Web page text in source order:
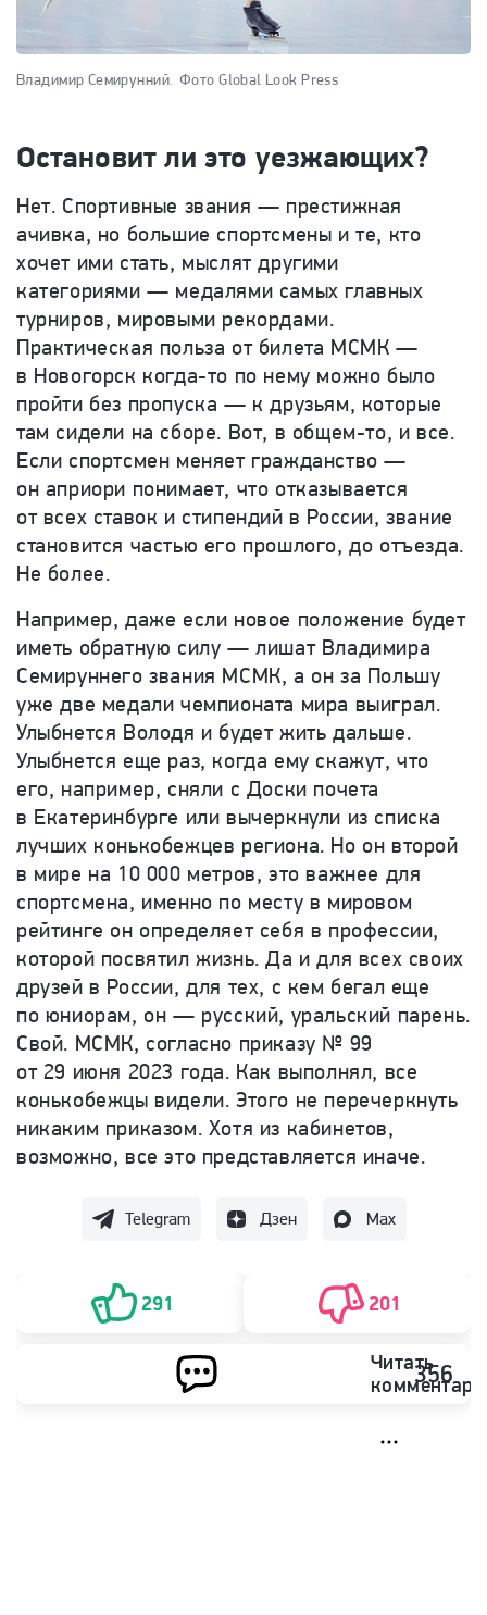
Владимир Семирунний. Фото Global Look Press
Остановит ли это уезжающих?
Нет. Спортивные звания — престижная
ачивка, но большие спортсмены и те, кто
хочет ими стать, мыслят другими
категориями — медалями самых главных
турниров, мировыми рекордами.
Практическая польза от билета МСМК —
в Новогорск когда-то по нему можно было
пройти без пропуска — к друзьям, которые
там сидели на сборе. Вот, в общем-то, и все.
Если спортсмен меняет гражданство —
он априори понимает, что отказывается
от всех ставок и стипендий в России, звание
становится частью его прошлого, до отъезда.
Не более.
Например, даже если новое положение будет
иметь обратную силу — лишат Владимира
Семируннего звания МСМК, а он за Польшу
уже две медали чемпионата мира выиграл.
Улыбнется Володя и будет жить дальше.
Улыбнется еще раз, когда ему скажут, что
его, например, сняли с Доски почета
в Екатеринбурге или вычеркнули из списка
лучших конькобежцев региона. Но он второй
в мире на 10 000 метров, это важнее для
спортсмена, именно по месту в мировом
рейтинге он определяет себя в профессии,
которой посвятил жизнь. Да и для всех своих
друзей в России, для тех, с кем бегал еще
по юниорам, он — русский, уральский парень.
Свой. МСМК, согласно приказу № 99
от 29 июня 2023 года. Как выполнял, все
конькобежцы видели. Этого не перечеркнуть
никаким приказом. Хотя из кабинетов,
возможно, все это представляется иначе.
Telegram Дзен Max
291 201
Читать356